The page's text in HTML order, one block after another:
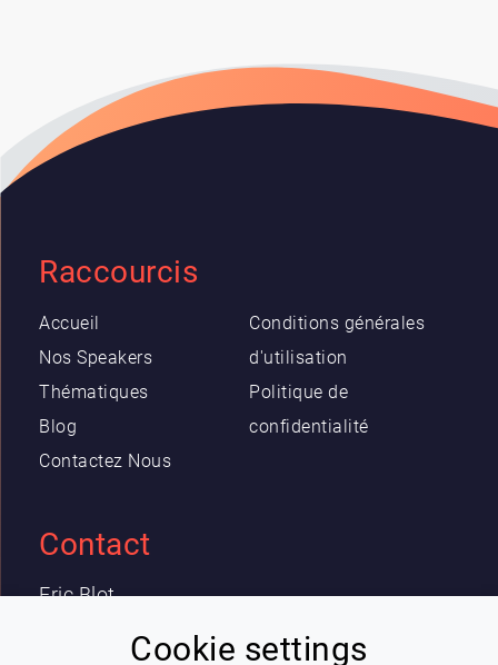
Cookie settings
Raccourcis
Accueil
Nos Speakers
Thématiques
Blog
Contactez Nous
Conditions générales
d'utilisation
Politique de
confidentialité
Contact
Eric Blot